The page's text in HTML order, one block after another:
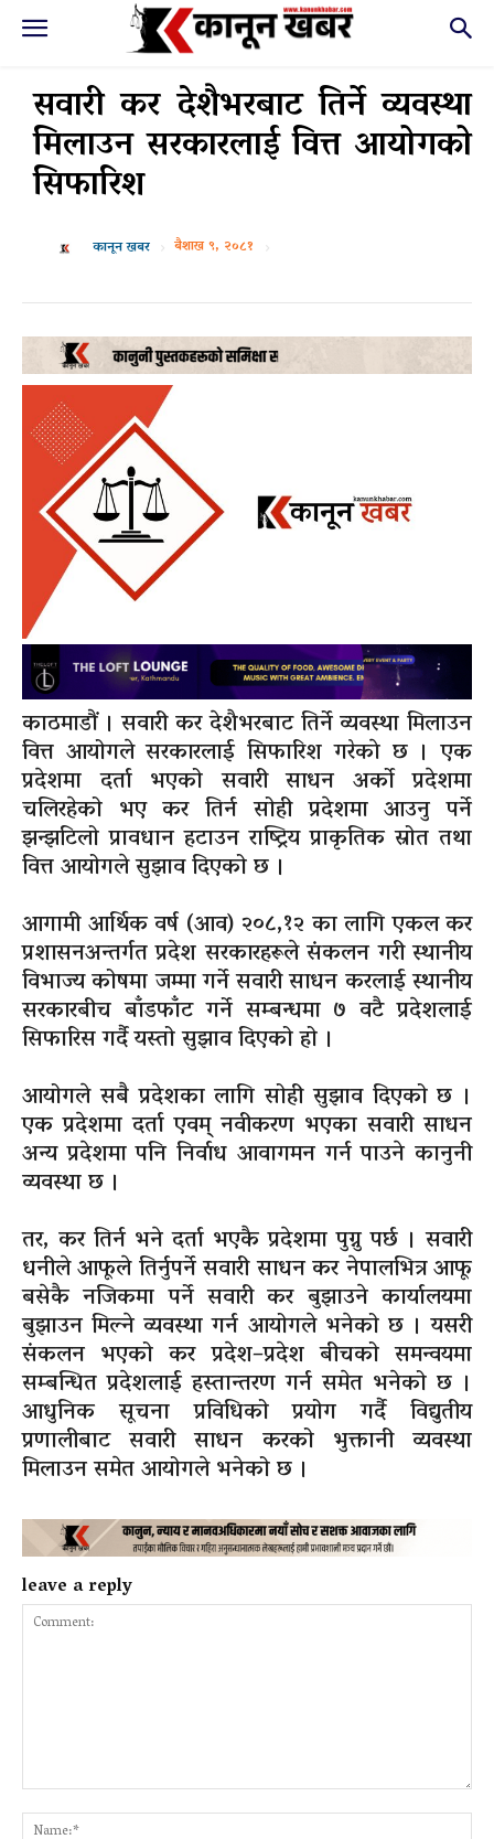
सवारी कर देशैभरबाट तिर्ने व्यवस्था
मिलाउन सरकारलाई वित्त आयोगको
सिफारिश
कानून खबर बैशाख ९, २०८१
काठमाडौं । सवारी कर देशैभरबाट तिर्ने व्यवस्था मिलाउन
वित्त आयोगले सरकारलाई सिफारिश गरेकाे छ । एक
प्रदेशमा दर्ता भएको सवारी साधन अर्को प्रदेशमा
चलिरहेको भए कर तिर्न सोही प्रदेशमा आउनु पर्ने
झन्झटिलो प्रावधान हटाउन राष्ट्रिय प्राकृतिक स्रोत तथा
वित्त आयोगले सुझाव दिएको छ ।
आगामी आर्थिक वर्ष (आव) २०८,१२ का लागि एकल कर
प्रशासनअन्तर्गत प्रदेश सरकारहरूले संकलन गरी स्थानीय
विभाज्य कोषमा जम्मा गर्ने सवारी साधन करलाई स्थानीय
सरकारबीच बाँडफाँट गर्ने सम्बन्धमा ७ वटै प्रदेशलाई
सिफारिस गर्दै यस्तो सुझाव दिएको हो ।
आयोगले सबै प्रदेशका लागि सोही सुझाव दिएको छ ।
एक प्रदेशमा दर्ता एवम् नवीकरण भएका सवारी साधन
अन्य प्रदेशमा पनि निर्वाध आवागमन गर्न पाउने कानुनी
व्यवस्था छ ।
तर, कर तिर्न भने दर्ता भएकै प्रदेशमा पुग्नु पर्छ । सवारी
धनीले आफूले तिर्नुपर्ने सवारी साधन कर नेपालभित्र आफू
बसेकै नजिकमा पर्ने सवारी कर बुझाउने कार्यालयमा
बुझाउन मिल्ने व्यवस्था गर्न आयोगले भनेको छ । यसरी
संकलन भएको कर प्रदेश–प्रदेश बीचको समन्वयमा
सम्बन्धित प्रदेशलाई हस्तान्तरण गर्न समेत भनेको छ ।
आधुनिक सूचना प्रविधिको प्रयोग गर्दै विद्युतीय
प्रणालीबाट सवारी साधन करको भुक्तानी व्यवस्था
मिलाउन समेत आयोगले भनेको छ ।
leave a reply